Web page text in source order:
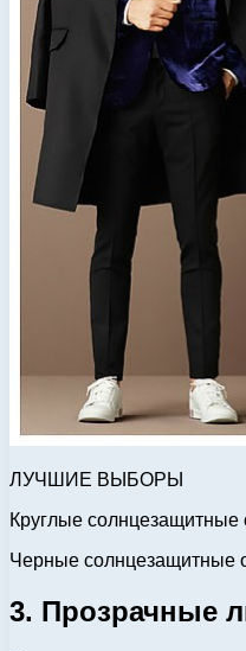
ЛУЧШИЕ ВЫБОРЫ
Круглые солнцезащитные
Черные солнцезащитные
3. Прозрачные